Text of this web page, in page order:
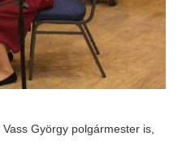
György polgármester is,